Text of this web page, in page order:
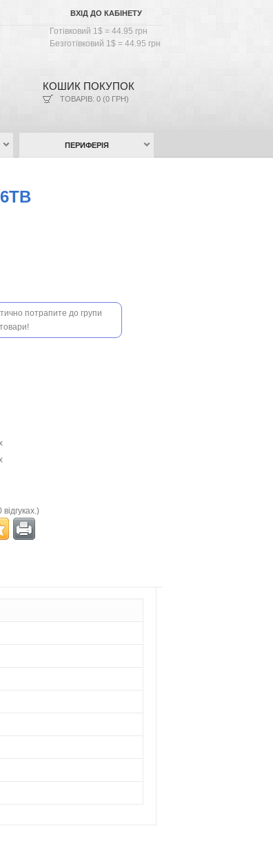
ВХІД ДО КАБІНЕТУ
Готівковий 1$ = 44.95 грн
Безготівковий 1$ = 44.95 грн
КОШИК ПОКУПОК
ТОВАРІВ: 0 (0 ГРН)
ПЕРИФЕРІЯ
потрапите до групи